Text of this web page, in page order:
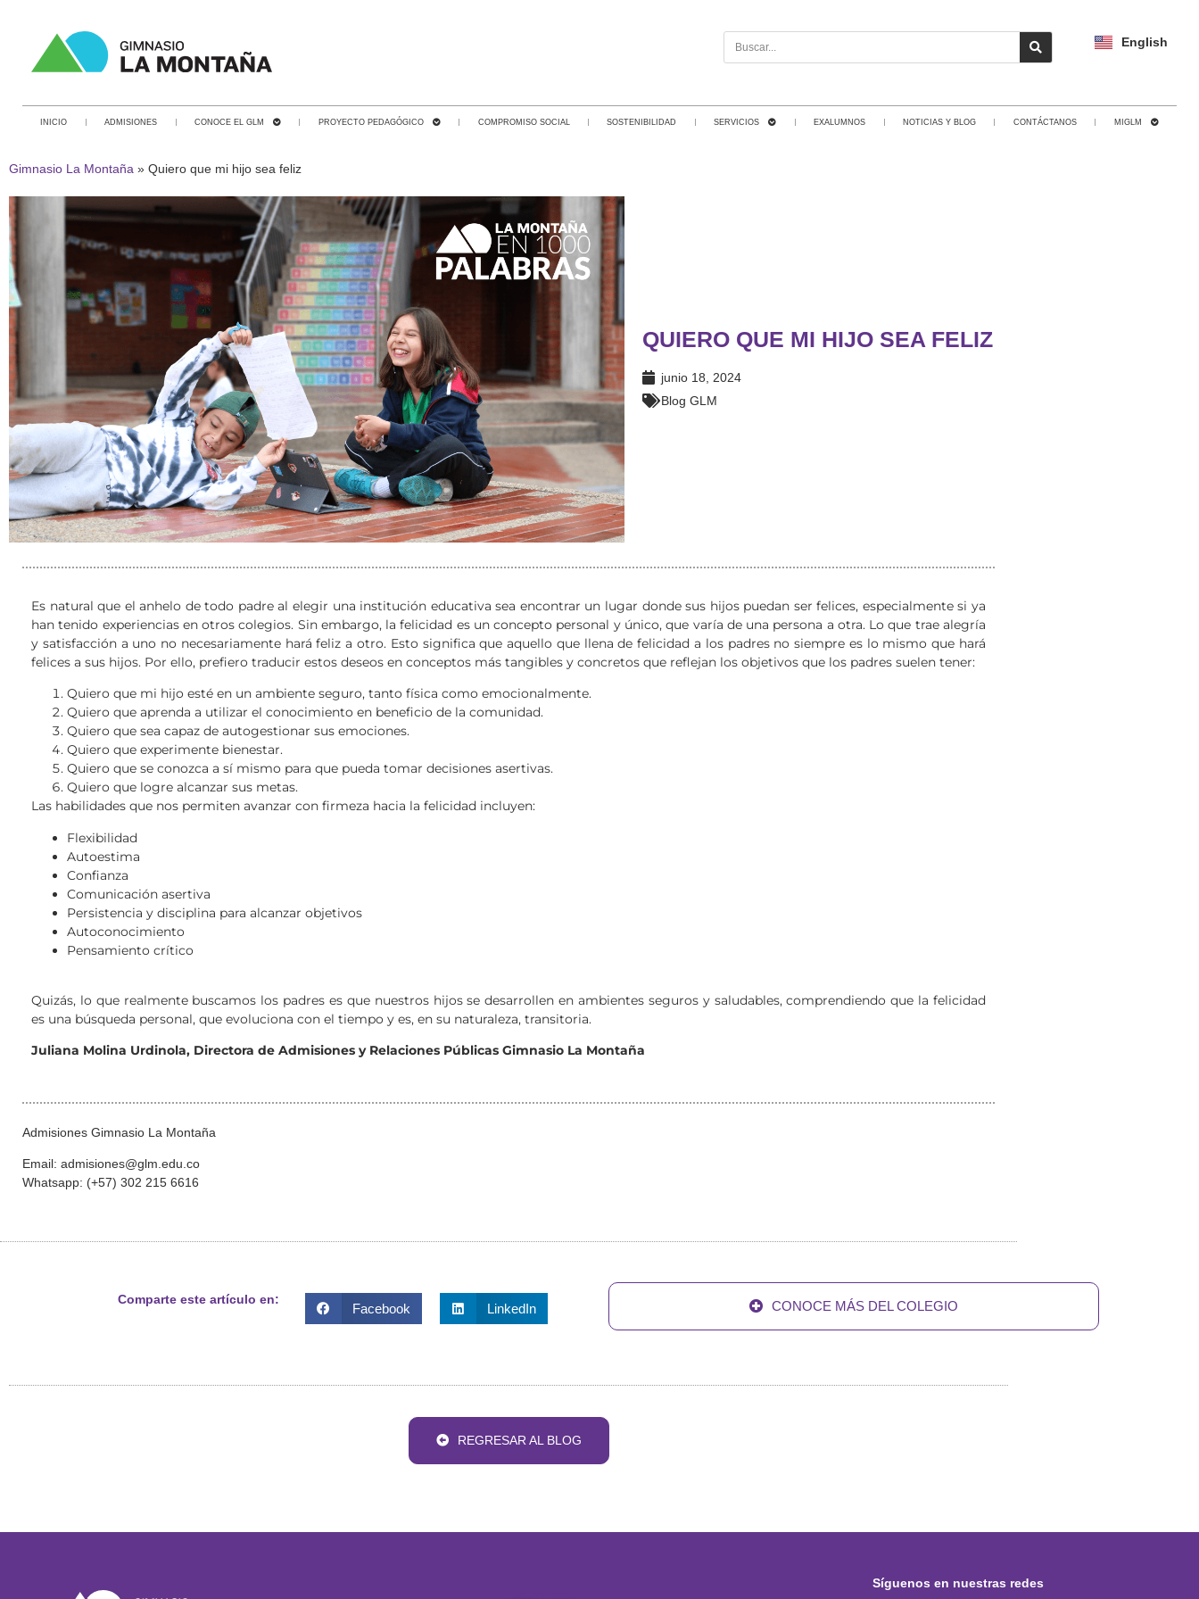
English
INICIO ADMISIONES CONOCE EL GLM PROYECTO PEDAGÓGICO COMPROMISO SOCIAL SOSTENIBILIDAD SERVICIOS EXALUMNOS NOTICIAS Y BLOG CONTÁCTANOS MIGLM
Gimnasio La Montaña » Quiero que mi hijo sea feliz
QUIERO QUE MI HIJO SEA FELIZ
junio 18, 2024
Blog GLM
Es natural que el anhelo de todo padre al elegir una institución educativa sea encontrar un lugar donde sus hijos puedan ser felices, especialmente si ya
han tenido experiencias en otros colegios. Sin embargo, la felicidad es un concepto personal y único, que varía de una persona a otra. Lo que trae alegría
y satisfacción a uno no necesariamente hará feliz a otro. Esto significa que aquello que llena de felicidad a los padres no siempre es lo mismo que hará
felices a sus hijos. Por ello, prefiero traducir estos deseos en conceptos más tangibles y concretos que reflejan los objetivos que los padres suelen tener:
Quiero que mi hijo esté en un ambiente seguro, tanto física como emocionalmente.
Quiero que aprenda a utilizar el conocimiento en beneficio de la comunidad.
Quiero que sea capaz de autogestionar sus emociones.
Quiero que experimente bienestar.
Quiero que se conozca a sí mismo para que pueda tomar decisiones asertivas.
Quiero que logre alcanzar sus metas.
Las habilidades que nos permiten avanzar con firmeza hacia la felicidad incluyen:
Flexibilidad
Autoestima
Confianza
Comunicación asertiva
Persistencia y disciplina para alcanzar objetivos
Autoconocimiento
Pensamiento crítico
Quizás, lo que realmente buscamos los padres es que nuestros hijos se desarrollen en ambientes seguros y saludables, comprendiendo que la felicidad
es una búsqueda personal, que evoluciona con el tiempo y es, en su naturaleza, transitoria.
Juliana Molina Urdinola, Directora de Admisiones y Relaciones Públicas Gimnasio La Montaña
Admisiones Gimnasio La Montaña
Email: admisiones@glm.edu.co
Whatsapp: (+57) 302 215 6616
Comparte este artículo en:
Facebook LinkedIn CONOCE MÁS DEL COLEGIO
REGRESAR AL BLOG
Síguenos en nuestras redes